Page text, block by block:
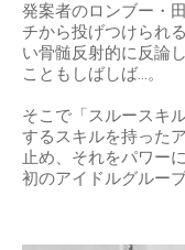
発案者のロンブー・
チから投げつけられ
い骨髄反射的に反論
こともしばしば…。
そこで「スルースキ
するスキルを持った
止め、それをパワー
初のアイドルグループ